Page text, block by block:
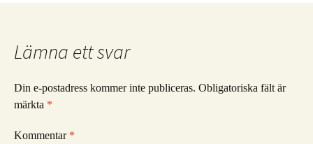
Lämna ett svar
Din e-postadress kommer inte publiceras. Obligatoriska fält är
märkta *
Kommentar *